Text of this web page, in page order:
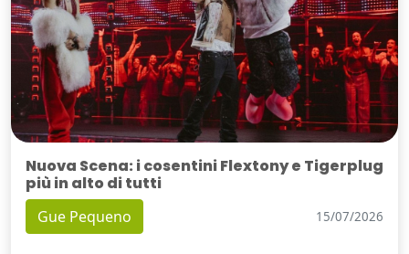
Nuova Scena: i cosentini Flextony e Tigerplug
più in alto di tutti
Gue Pequeno 15/07/2026